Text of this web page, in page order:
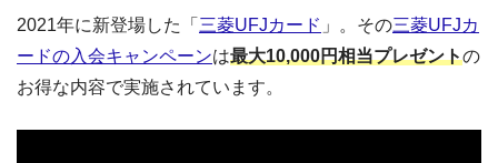
2021年に新登場した「 三菱UFJカード 」。その三菱UFJカ
ードの入会キャンペーンは最大10,000円相当プレゼントの
お得な内容で実施されています。